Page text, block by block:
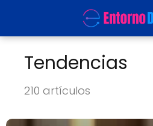
Tendencias
210 artículos